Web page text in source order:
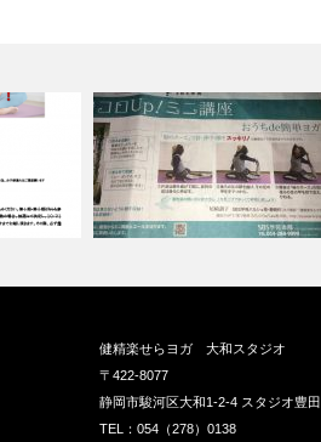
健精楽せらヨガ 大和スタジオ
〒422-8077
静岡市駿河区大和1-2-4 スタジオ豊田
TEL：054（278）0138